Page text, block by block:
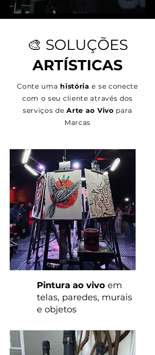
🎨 SOLUÇÕES
ARTÍSTICAS
Conte uma história e se conecte
com o seu cliente através dos
serviços deArte ao Vivo para
Marcas
Pintura ao vivo em
telas, paredes, murais
e objetos